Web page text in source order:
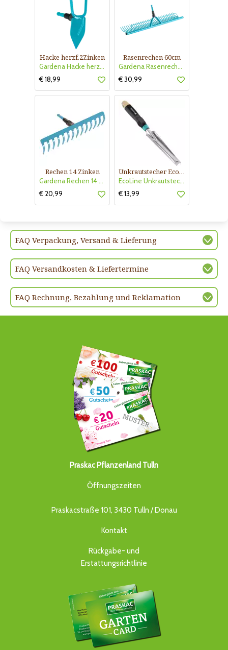
Hacke herzf.2Zinken
Gardena Hacke herzf.2Zinken
€ 18,99
Rasenrechen 60cm
Gardena Rasenrechen 60cm
€ 30,99
Rechen 14 Zinken
Gardena Rechen 14 Zinken
€ 20,99
Unkrautstecher EcoLine
EcoLine Unkrautstecher
€ 13,99
FAQ Verpackung, Versand & Lieferung
FAQ Versandkosten & Liefertermine
FAQ Rechnung, Bezahlung und Reklamation
Praskac Pflanzenland Tulln
Öffnungszeiten
Praskacstraße 101, 3430 Tulln / Donau
Kontakt
Rückgabe- und
Erstattungsrichtlinie